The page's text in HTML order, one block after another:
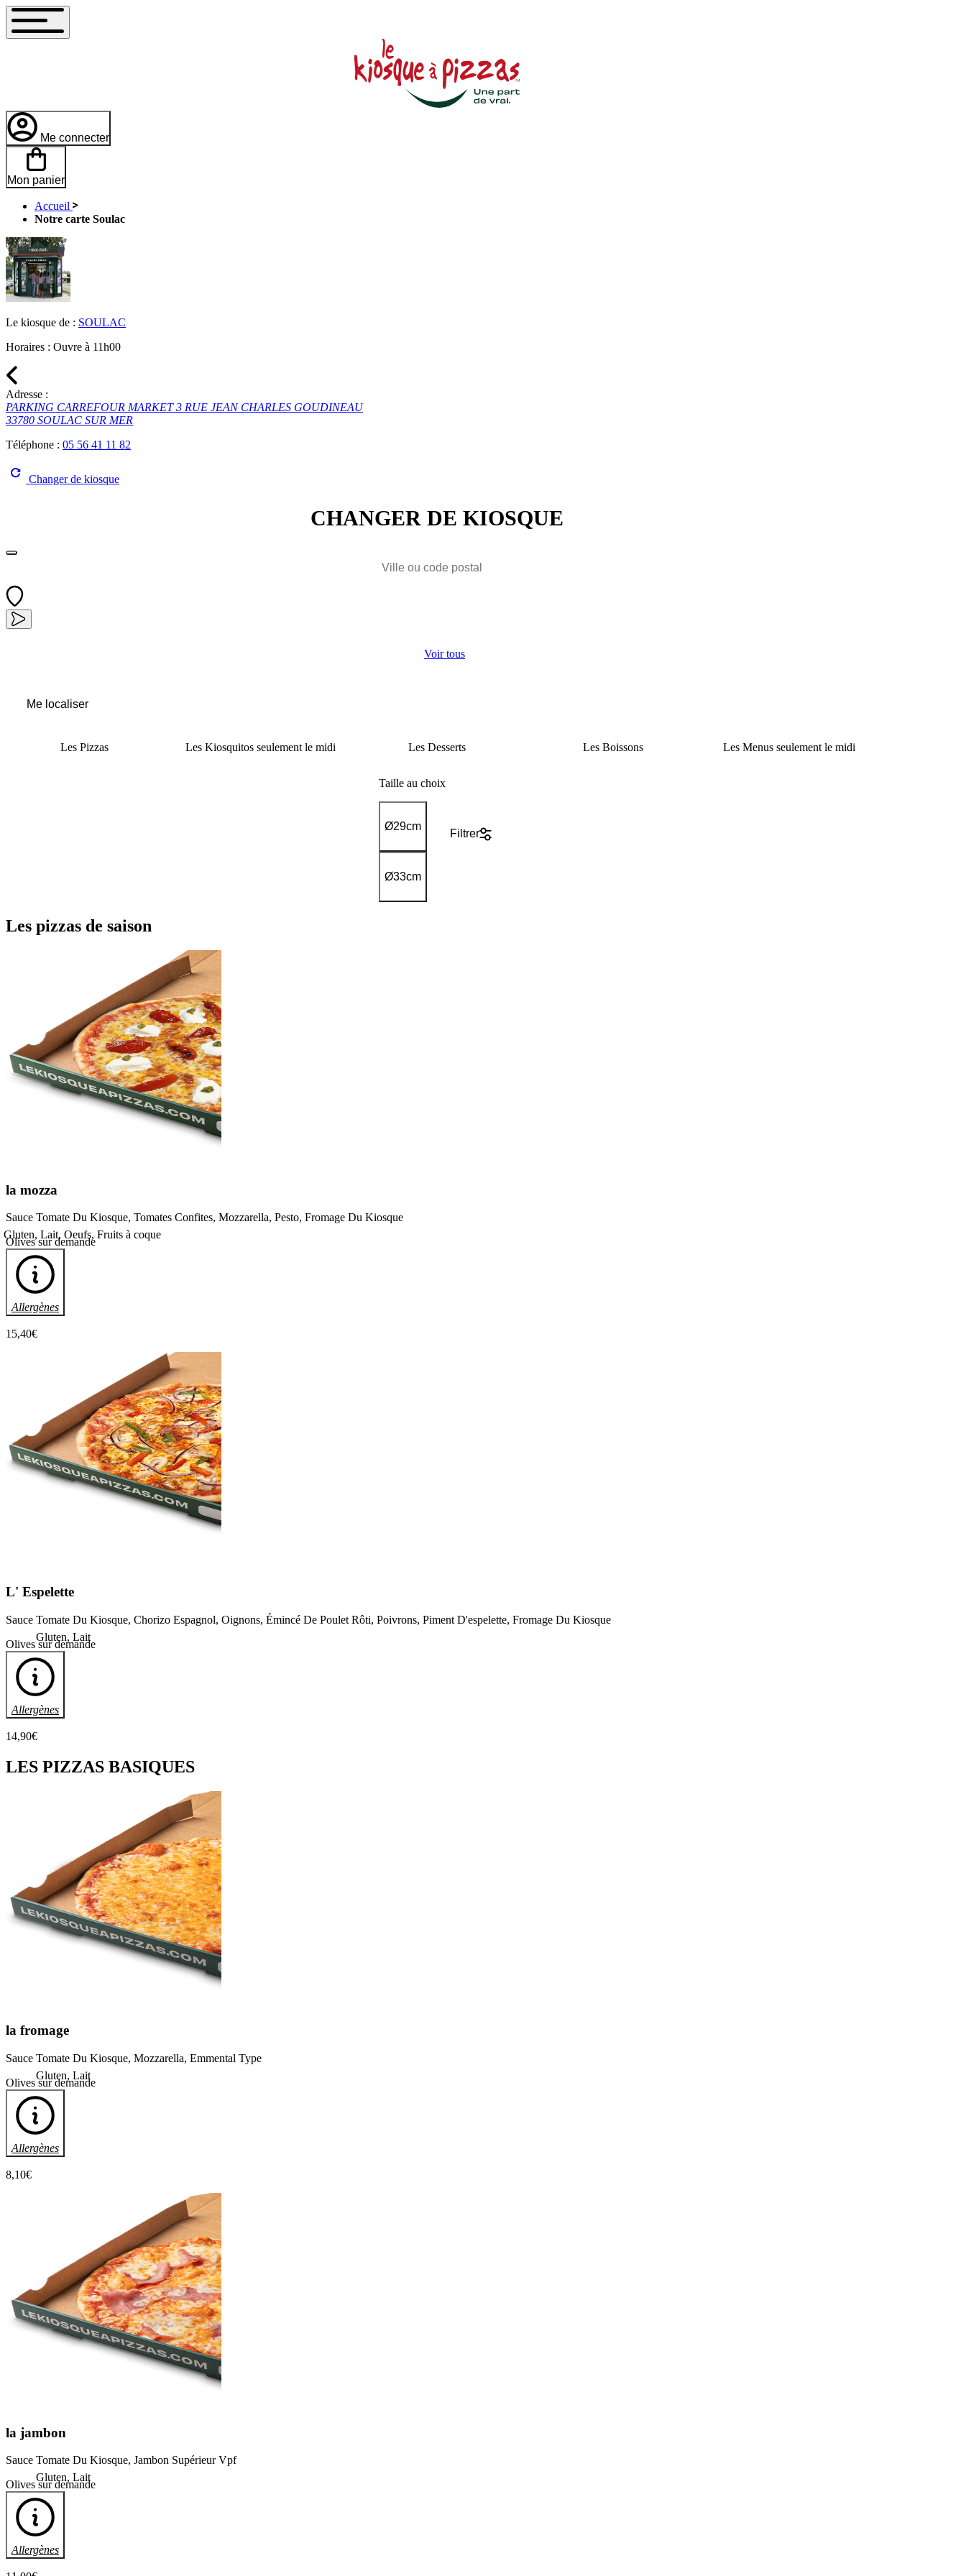
Me connecter
Mon panier
Accueil
Notre carte Soulac
Le kiosque de : SOULAC
Horaires : Ouvre à 11h00
Adresse :
PARKING CARREFOUR MARKET 3 RUE JEAN CHARLES GOUDINEAU
33780 SOULAC SUR MER
Téléphone : 05 56 41 11 82
Changer de kiosque
CHANGER DE KIOSQUE
Voir tous
Me localiser
LesPizzas LesKiosquitosseulement le midi Les Desserts LesBoissons LesMenusseulement le midi
Taille au choix
Ø29cm
Ø33cm
Filtrer
Les pizzas de saison
la mozza
Sauce Tomate Du Kiosque, Tomates Confites, Mozzarella, Pesto, Fromage Du Kiosque
Olives sur demande
Allergènes
Gluten, Lait, Oeufs, Fruits à coque
15,40€
L' Espelette
Sauce Tomate Du Kiosque, Chorizo Espagnol, Oignons, Émincé De Poulet Rôti, Poivrons, Piment D'espelette, Fromage Du Kiosque
Olives sur demande
Allergènes
Gluten, Lait
14,90€
LES PIZZAS BASIQUES
la fromage
Sauce Tomate Du Kiosque, Mozzarella, Emmental Type
Olives sur demande
Allergènes
Gluten, Lait
8,10€
la jambon
Sauce Tomate Du Kiosque, Jambon Supérieur Vpf
Olives sur demande
Allergènes
Gluten, Lait